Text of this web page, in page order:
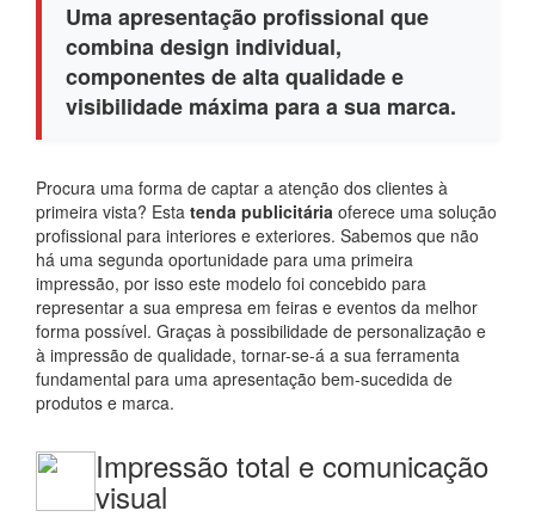
Uma apresentação profissional que
combina design individual,
componentes de alta qualidade e
visibilidade máxima para a sua marca.
Procura uma forma de captar a atenção dos clientes à
primeira vista? Esta tenda publicitária oferece uma solução
profissional para interiores e exteriores. Sabemos que não
há uma segunda oportunidade para uma primeira
impressão, por isso este modelo foi concebido para
representar a sua empresa em feiras e eventos da melhor
forma possível. Graças à possibilidade de personalização e
à impressão de qualidade, tornar-se-á a sua ferramenta
fundamental para uma apresentação bem-sucedida de
produtos e marca.
Impressão total e comunicação
visual